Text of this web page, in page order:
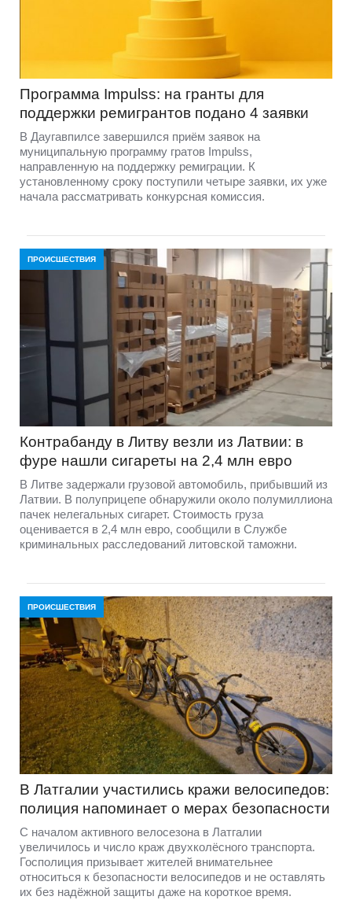
Программа Impulss: на гранты для
поддержки ремигрантов подано 4 заявки
В Даугавпилсе завершился приём заявок на
муниципальную программу гратов Impulss,
направленную на поддержку ремиграции. К
установленному сроку поступили четыре заявки, их уже
начала рассматривать конкурсная комиссия.
ПРОИСШЕСТВИЯ
Контрабанду в Литву везли из Латвии: в
фуре нашли сигареты на 2,4 млн евро
В Литве задержали грузовой автомобиль, прибывший из
Латвии. В полуприцепе обнаружили около полумиллиона
пачек нелегальных сигарет. Стоимость груза
оценивается в 2,4 млн евро, сообщили в Службе
криминальных расследований литовской таможни.
ПРОИСШЕСТВИЯ
В Латгалии участились кражи велосипедов:
полиция напоминает о мерах безопасности
С началом активного велосезона в Латгалии
увеличилось и число краж двухколёсного транспорта.
Госполиция призывает жителей внимательнее
относиться к безопасности велосипедов и не оставлять
их без надёжной защиты даже на короткое время.